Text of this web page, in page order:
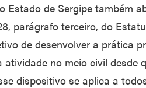
Estado de Sergipe também
parágrafo terceiro, do
de desenvolver a prática
atividade no meio civil desde
dispositivo se aplica a